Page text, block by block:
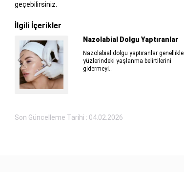
geçebilirsiniz.
İlgili İçerikler
Nazolabial Dolgu Yaptıranlar
Nazolabial dolgu yaptıranlar genellikle
yüzlerindeki yaşlanma belirtilerini
gidermeyi..
Son Güncelleme Tarihi : 04.02.2026